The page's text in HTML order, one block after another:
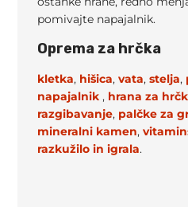
pomivajte napajalnik.
Oprema za hrčka
kletka, hišica,vata,stelja,
napajalnik , hrana za
razgibavanje, palčke za
mineralni kamen,
razkužilo in igrala.